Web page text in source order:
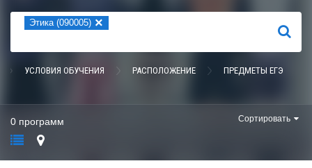
Этика (090005) ×
НАЙТИ
УСЛОВИЯ ОБУЧЕНИЯ РАСПОЛОЖЕНИЕ ПРЕДМЕТЫ ЕГЭ
0 программ Сортировать